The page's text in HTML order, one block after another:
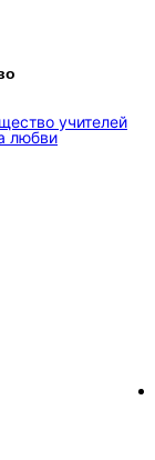
учителей
любви